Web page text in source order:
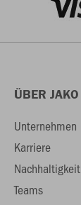
ÜBER JAKO
Unternehmen
Karriere
Nachhaltigkeit
Teams